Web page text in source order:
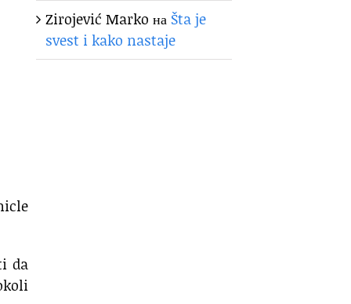
da
Zirojević Marko на Šta je
svest i kako nastaje